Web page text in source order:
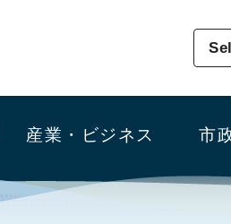
産業・ビジネス 市